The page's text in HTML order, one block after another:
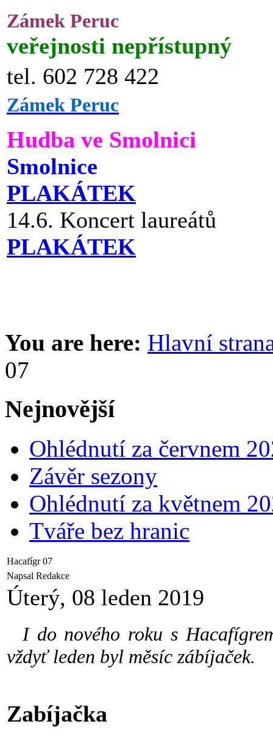
Zámek Peruc
veřejnosti nepřístupný
tel. 602 728 422
Zámek Peruc
Hudba ve Smolnici
Smolnice
PLAKÁTEK
14.6. Koncert laureátů
PLAKÁTEK
You are here: Hlavní
07
Nejnovější
Ohlédnutí za červnem
Závěr sezony
Ohlédnutí za květnem
Tváře bez hranic
Hacafígr 07
Napsal Redakce
Úterý, 08 leden 2019
I do nového roku s
vždyť leden byl měsíc zábíjaček.
Zabíjačka